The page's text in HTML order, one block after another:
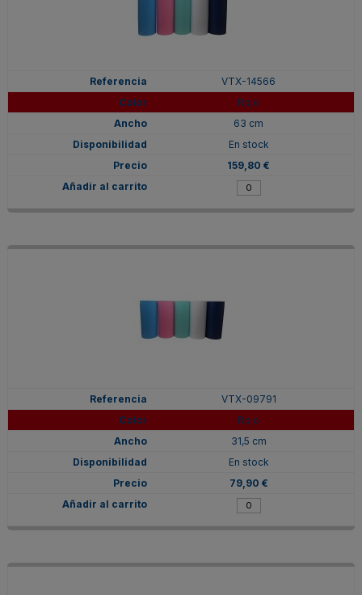
VTX-14566
Rojo
63 cm
En stock
159,80 €
VTX-09791
Rojo
31,5 cm
En stock
79,90 €